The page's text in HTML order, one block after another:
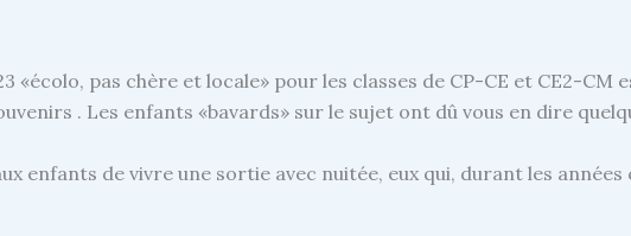
«écolo, pas chère et locale» pour les classes de CP-CE et CE2-CM
. Les enfants «bavards» sur le sujet ont dû vous en dire
enfants de vivre une sortie avec nuitée, eux qui, durant les années